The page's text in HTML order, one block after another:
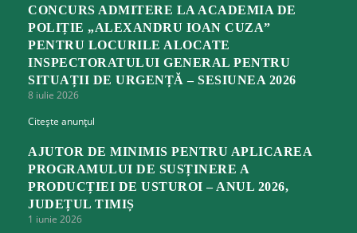
CONCURS ADMITERE LA ACADEMIA DE
POLIȚIE „ALEXANDRU IOAN CUZA”
PENTRU LOCURILE ALOCATE
INSPECTORATULUI GENERAL PENTRU
SITUAȚII DE URGENȚĂ – SESIUNEA 2026
8 iulie 2026
Citește anunțul
AJUTOR DE MINIMIS PENTRU APLICAREA
PROGRAMULUI DE SUSȚINERE A
PRODUCȚIEI DE USTUROI – ANUL 2026,
JUDEȚUL TIMIȘ
1 iunie 2026